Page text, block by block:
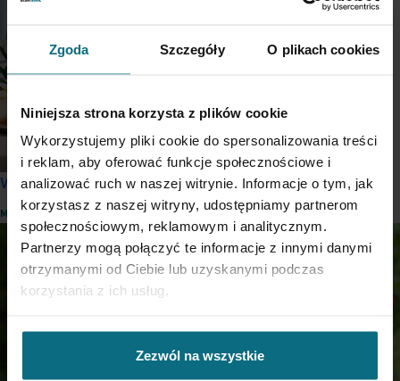
Zgoda Szczegóły O plikach cookies
Niniejsza strona korzysta z plików cookie
Wykorzystujemy pliki cookie do spersonalizowania treści
i reklam, aby oferować funkcje społecznościowe i
analizować ruch w naszej witrynie. Informacje o tym, jak
korzystasz z naszej witryny, udostępniamy partnerom
społecznościowym, reklamowym i analitycznym.
Partnerzy mogą połączyć te informacje z innymi danymi
otrzymanymi od Ciebie lub uzyskanymi podczas
korzystania z ich usług.
Zezwól na wszystkie
Wedding Gifts Ideas
MORE